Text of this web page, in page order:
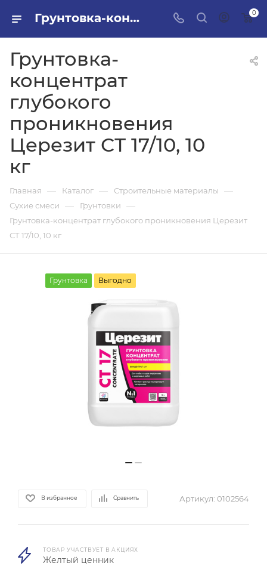
Грунтовка-концентрат глубокого проникновения Церезит СТ 17/10, 10 кг в ПИЛОН — купить стройматериалы в интернет-магазине ПИЛОН с доставкой оптом и в розницу 0
Грунтовка-
концентрат
глубокого
проникновения
Церезит СТ 17/10, 10
кг
Главная — Каталог — Строительные материалы —
Сухие смеси — Грунтовки —
Грунтовка-концентрат глубокого проникновения Церезит
СТ 17/10, 10 кг
Грунтовка Выгодно
В избранное Сравнить Артикул: 0102564
ТОВАР УЧАСТВУЕТ В АКЦИЯХ
Желтый ценник